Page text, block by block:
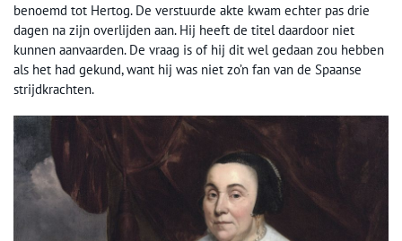
benoemd tot Hertog. De verstuurde akte kwam echter pas drie
dagen na zijn overlijden aan. Hij heeft de titel daardoor niet
kunnen aanvaarden. De vraag is of hij dit wel gedaan zou hebben
als het had gekund, want hij was niet zo’n fan van de Spaanse
strijdkrachten.